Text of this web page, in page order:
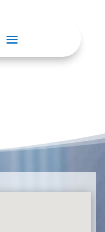
les aplique de